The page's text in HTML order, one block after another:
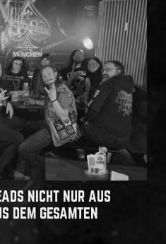
NICHT NUR AUS
DEM GESAMTEN